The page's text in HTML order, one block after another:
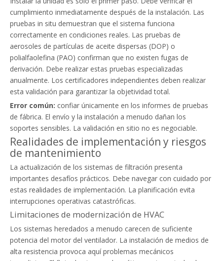
cumplimiento inmediatamente después de la instalación. Las
pruebas in situ demuestran que el sistema funciona
correctamente en condiciones reales. Las pruebas de
aerosoles de partículas de aceite dispersas (DOP) o
polialfaolefina (PAO) confirman que no existen fugas de
derivación. Debe realizar estas pruebas especializadas
anualmente. Los certificadores independientes deben realizar
esta validación para garantizar la objetividad total.
Error común: confiar únicamente en los informes de pruebas
de fábrica. El envío y la instalación a menudo dañan los
soportes sensibles. La validación en sitio no es negociable.
Realidades de implementación y riesgos
de mantenimiento
La actualización de los sistemas de filtración presenta
importantes desafíos prácticos. Debe navegar con cuidado por
estas realidades de implementación. La planificación evita
interrupciones operativas catastróficas.
Limitaciones de modernización de HVAC
Los sistemas heredados a menudo carecen de suficiente
potencia del motor del ventilador. La instalación de medios de
alta resistencia provoca aquí problemas mecánicos